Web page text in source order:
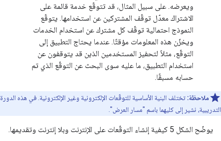
ويعرضه. على سبيل المثال، قد تتوقّع خدمة قائمة على
الاشتراك معدّل توقّف المشتركين عن استخدامها. يتوقّع
النموذج احتمالية توقّف كل مشترك عن استخدام الخدمات
ويخزّن هذه المعلومات مؤقتًا. عندما يحتاج التطبيق إلى
التوقّع، مثلاً لتحفيز المستخدمين الذين قد يتوقفون عن
استخدام التطبيق، ما عليه سوى البحث عن التوقّع الذي تم
حسابه مسبقًا.
ملاحظة: تختلف البنية الأساسية للتوقّعات الإلكترونية وغير الإلكترونية. في هذه الدورة
التدريبية، نشير إلى كليهما باسم "مسار العرض".
يوضّح الشكل 5 كيفية إنشاء التوقّعات على الإنترنت وبلا إنترنت وتقديمها.